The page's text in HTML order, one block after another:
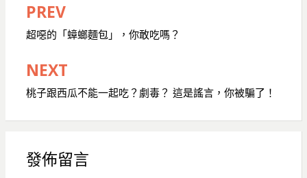
文
章
導
覽
PREV
超噁的「蟑螂麵包」，你敢吃嗎？
NEXT
桃子跟西瓜不能一起吃？劇毒？ 這是謠言，你被騙了！
發佈留言